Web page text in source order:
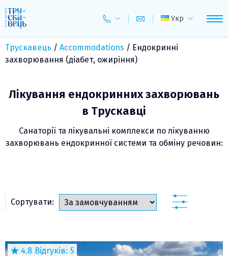
to
content
Укр
Трускавець / Accommodations / Ендокринні
захворювання (діабет, ожиріння)
Лікування ендокринних захворювань
в Трускавці
Санаторії та лікувальні комплекси по лікуванню
захворювань ендокринної системи та обміну речовин:
4.8 Відгуків: 5
Сортувати: